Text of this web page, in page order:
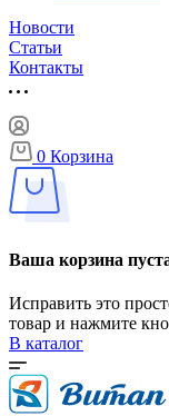
Новости
Статьи
Контакты
0 Корзина
Ваша корзина
Исправить это
товар и нажмите
В каталог